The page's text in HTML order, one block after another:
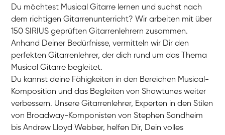
Du möchtest Musical Gitarre lernen und suchst nach
dem richtigen Gitarrenunterricht? Wir arbeiten mit über
150 SIRIUS geprüften Gitarrenlehrern zusammen.
Anhand Deiner Bedürfnisse, vermitteln wir Dir den
perfekten Gitarrenlehrer, der dich rund um das Thema
Musical Gitarre begleitet.
Du kannst deine Fähigkeiten in den Bereichen Musical-
Komposition und das Begleiten von Showtunes weiter
verbessern. Unsere Gitarrenlehrer, Experten in den Stilen
von Broadway-Komponisten von Stephen Sondheim
bis Andrew Lloyd Webber, helfen Dir, Dein volles